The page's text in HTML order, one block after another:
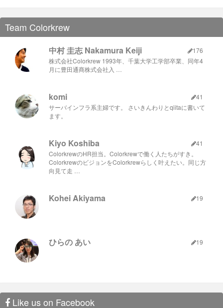
Team Colorkrew
中村 圭志 Nakamura Keiji
176
株式会社Colorkrew 1993年、千葉大学工学部卒業、同年4
月に豊田通商株式会社入 …
komi
41
サーバインフラ系主婦です。 さいきんわりとqiitaに書いて
ます。
Kiyo Koshiba
41
ColorkrewのHR担当。Colorkrewで働く人たちがすき。
ColorkrewのビジョンをColorkrewらしく叶えたい。同じ方
向見て走 …
Kohei Akiyama 19
ひらの あい 19
Like us on Facebook